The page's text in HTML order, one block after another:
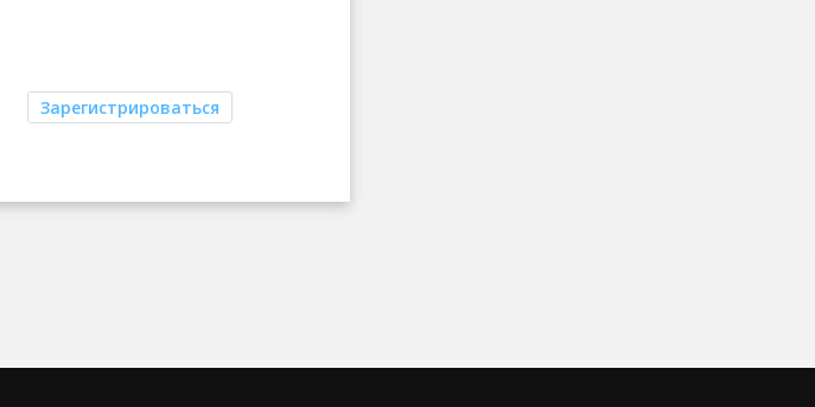
Зарегистрироваться